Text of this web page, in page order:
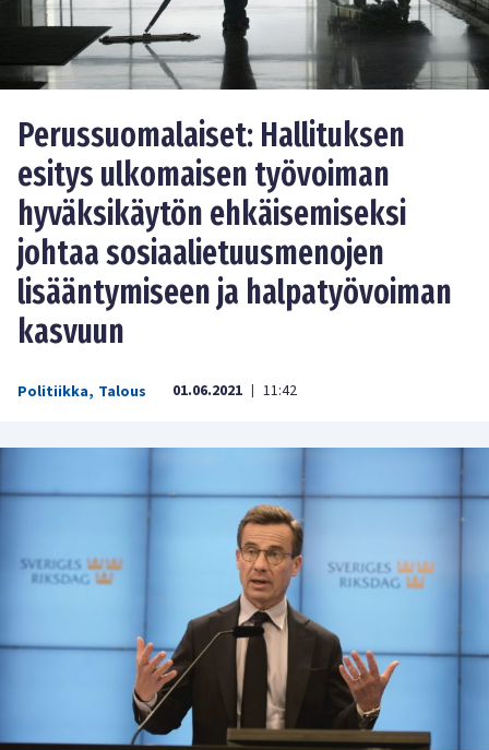
Perussuomalaiset: Hallituksen
esitys ulkomaisen työvoiman
hyväksikäytön ehkäisemiseksi
johtaa sosiaalietuusmenojen
lisääntymiseen ja halpatyövoiman
kasvuun
Politiikka, Talous 01.06.2021 | 11:42